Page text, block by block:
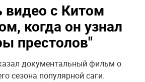
видео с Китом
когда он узнал
престолов"
документальный фильм о
сезона популярной саги.